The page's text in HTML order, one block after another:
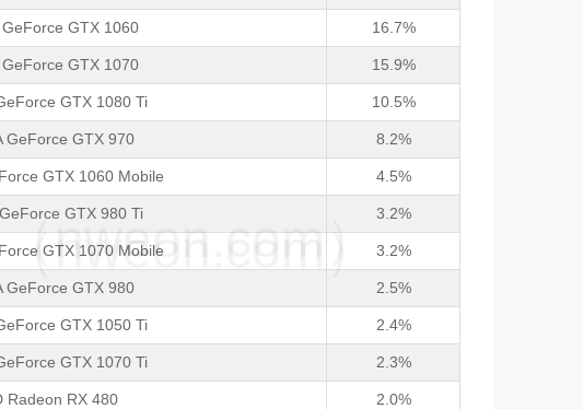
GeForce GTX 1060 16.7%
GeForce GTX 1070 15.9%
GTX 1080 Ti 10.5%
GeForce GTX 970 8.2%
GTX 1060 Mobile 4.5%
GTX 980 Ti 3.2%
GTX 1070 Mobile 3.2%
GeForce GTX 980 2.5%
GTX 1050 Ti 2.4%
GTX 1070 Ti 2.3%
Radeon RX 480 2.0%
nweon.com）
nweon.com）